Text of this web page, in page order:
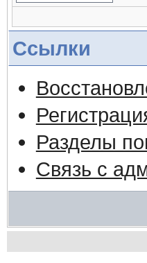
Ссылки
Разделы
Связь с